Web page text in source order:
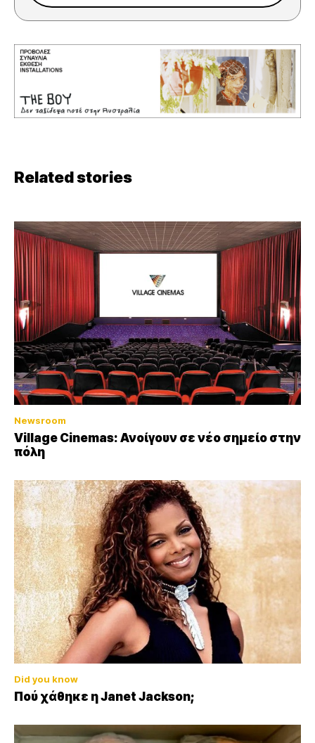
Related stories
Newsroom
Village Cinemas: Ανοίγουν σε νέο σημείο στην
πόλη
Did you know
Πού χάθηκε η Janet Jackson;